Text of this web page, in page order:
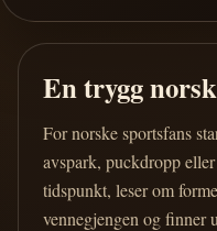
En trygg
For norske sportsfans
avspark, puckdropp
tidspunkt, leser om
vennegjengen og finner